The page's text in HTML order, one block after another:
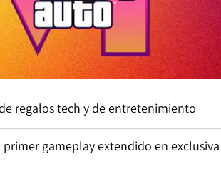
regalos tech y de entretenimiento
primer gameplay extendido en exclusiva